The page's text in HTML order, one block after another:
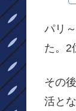
パリ
た。2
その
活とな